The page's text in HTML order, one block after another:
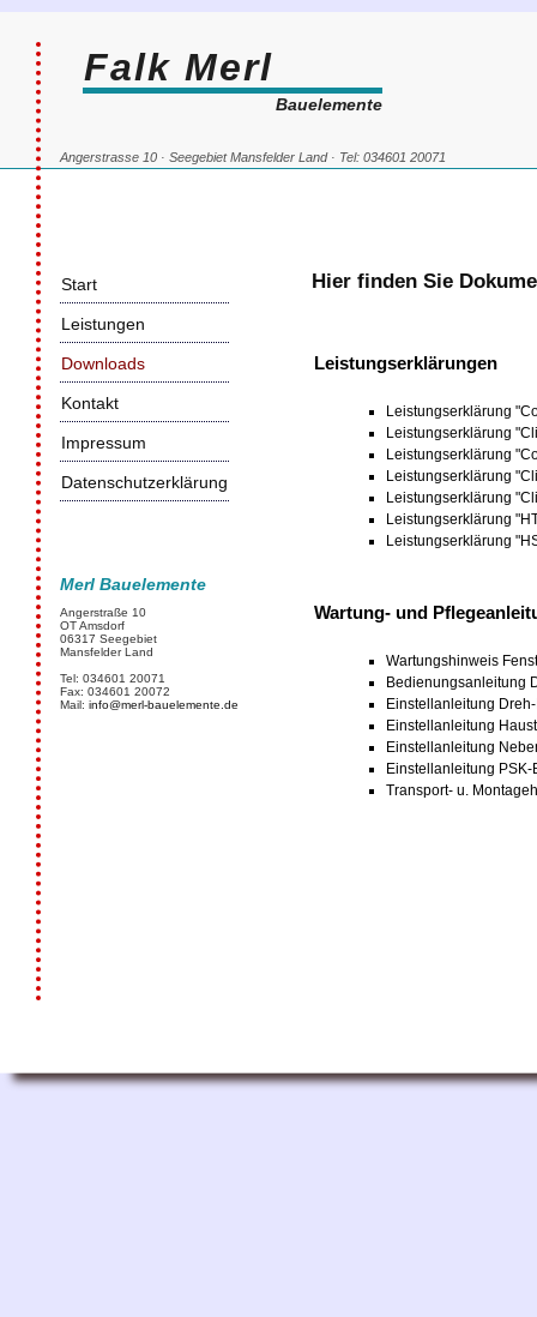
Falk Merl
Bauelemente
Merl Bauelemente
Angerstraße 10
OT Amsdorf
06317 Seegebiet
Mansfelder Land
Tel: 034601 20071
Fax: 034601 20072
Mail: info@merl-bauelemente.de
Angerstrasse 10 · Seegebiet Mansfelder Land · Tel: 034601 20071
Start
Leistungen
Downloads
Kontakt
Impressum
Datenschutzerklärung
Hier finden Sie
Leistungserklärungen
Leistungserklärung
Leistungserklärung
Leistungserklärung
Leistungserklärung
Leistungserklärung
Leistungserklärung
Leistungserklärung
Wartung- und
Wartungshinweis
Bedienungsanleitung
Einstellanleitung
Einstellanleitung
Einstellanleitung
Einstellanleitung PSK-
Transport- u.